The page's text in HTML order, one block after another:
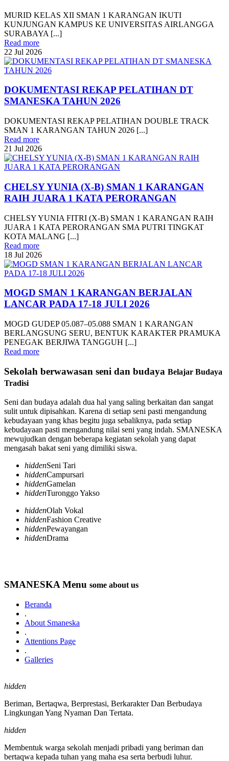
MURID KELAS XII SMAN 1 KARANGAN IKUTI
KUNJUNGAN KAMPUS KE UNIVERSITAS AIRLANGGA
SURABAYA [...]
Read more
22 Jul 2026
DOKUMENTASI REKAP PELATIHAN DT
SMANESKA TAHUN 2026
DOKUMENTASI REKAP PELATIHAN DOUBLE TRACK
SMAN 1 KARANGAN TAHUN 2026 [...]
Read more
21 Jul 2026
CHELSY YUNIA (X-B) SMAN 1 KARANGAN
RAIH JUARA 1 KATA PERORANGAN
CHELSY YUNIA FITRI (X-B) SMAN 1 KARANGAN RAIH
JUARA 1 KATA PERORANGAN SMA PUTRI TINGKAT
KOTA MALANG [...]
Read more
18 Jul 2026
MOGD SMAN 1 KARANGAN BERJALAN
LANCAR PADA 17-18 JULI 2026
MOGD GUDEP 05.087–05.088 SMAN 1 KARANGAN
BERLANGSUNG SERU, BENTUK KARAKTER PRAMUKA
PENEGAK BERJIWA TANGGUH [...]
Read more
Sekolah berwawasan seni dan budaya Belajar Budaya
Tradisi
Seni dan budaya adalah dua hal yang saling berkaitan dan sangat
sulit untuk dipisahkan. Karena di setiap seni pasti mengandung
kebudayaan yang khas begitu juga sebaliknya, pada setiap
kebudayaan pasti mengandung nilai seni yang indah. SMANESKA
mewujudkan dengan beberapa kegiatan sekolah yang dapat
mengasah bakat seni yang dimiliki siswa.
hiddenSeni Tari
hiddenCampursari
hiddenGamelan
hiddenTuronggo Yakso
hiddenOlah Vokal
hiddenFashion Creative
hiddenPewayangan
hiddenDrama
SMANESKA Menu some about us
Beranda
.
About Smaneska
.
Attentions Page
.
Galleries
hidden
Beriman, Bertaqwa, Berprestasi, Berkarakter Dan Berbudaya
Lingkungan Yang Nyaman Dan Tertata.
hidden
Membentuk warga sekolah menjadi pribadi yang beriman dan
bertaqwa kepada tuhan yang maha esa serta berbudi luhur.